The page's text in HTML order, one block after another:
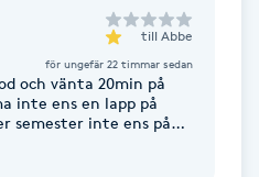
till Abbe
för ungefär 22 timmar sedan
och vänta 20min på
inte ens en lapp på
semester inte ens på